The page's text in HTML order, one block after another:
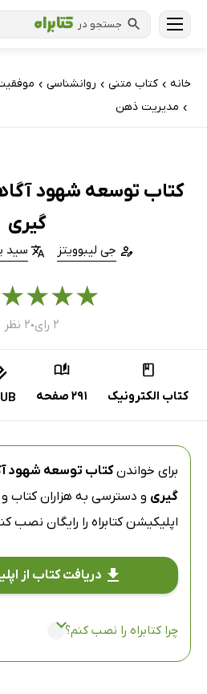
جستجو در
خانه › کتاب‌ متنی › روانشناسی ›
› مدیریت ذهن
کتاب توسعه شهود
گیری
جی لیبوویتز سید
★
★
★
★
۲ رای ● ۲ نظر
کتاب الکترونیک 291 صفحه
برای خواندنکتاب توسعه شهود
گیری و دسترسی به هزاران کتاب
اپلیکیشن کتابراه را رایگان نصب
دریافت کتاب از
چرا کتابراه را نصب کنم؟